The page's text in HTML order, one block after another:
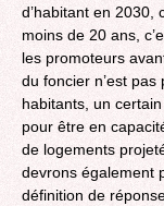
d’habitant en 2030,
moins de 20 ans,
les promoteurs
du foncier n’est
habitants, un
pour être en
de logements
devrons également
définition de